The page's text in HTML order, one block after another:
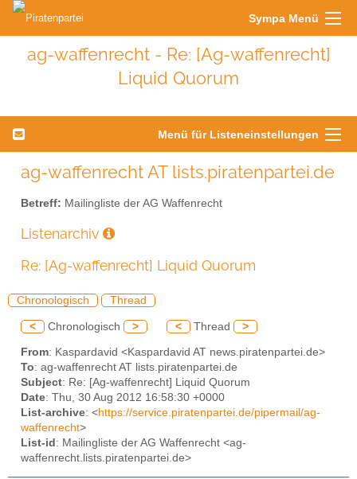
Sympa Menü
ag-waffenrecht - Re: [Ag-waffenrecht]
Liquid Quorum
Menü für Listeneinstellungen
ag-waffenrecht AT lists.piratenpartei.de
Betreff: Mailingliste der AG Waffenrecht
Listenarchiv
Re: [Ag-waffenrecht] Liquid Quorum
Chronologisch Thread
< Chronologisch > < Thread >
From: Kaspardavid <Kaspardavid AT news.piratenpartei.de>
To: ag-waffenrecht AT lists.piratenpartei.de
Subject: Re: [Ag-waffenrecht] Liquid Quorum
Date: Thu, 30 Aug 2012 16:58:30 +0000
List-archive: <https://service.piratenpartei.de/pipermail/ag-
waffenrecht>
List-id : Mailingliste der AG Waffenrecht <ag-
waffenrecht.lists.piratenpartei.de>